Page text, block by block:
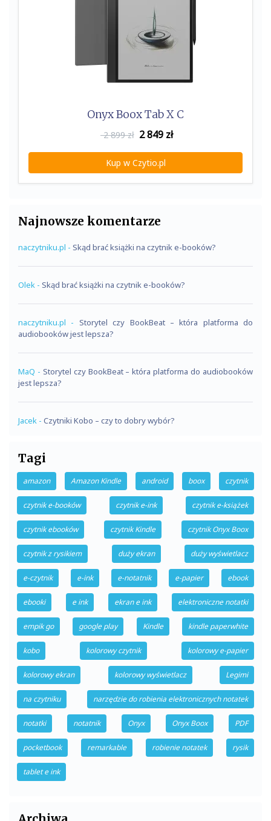
Onyx Boox Tab X C
2 899 zł 2 849zł
Kup w Czytio.pl
Najnowsze komentarze
naczytniku.pl - Skąd brać książki na czytnik e-booków?
Olek - Skąd brać książki na czytnik e-booków?
naczytniku.pl - Storytel czy BookBeat – która platforma do
audiobooków jest lepsza?
MaQ - Storytel czy BookBeat – która platforma do audiobooków
jest lepsza?
Jacek - Czytniki Kobo – czy to dobry wybór?
Tagi
amazon Amazon Kindle android boox czytnik
czytnik e-booków czytnik e-ink czytnik e-książek
czytnik ebooków czytnik Kindle czytnik Onyx Boox
czytnik z rysikiem duży ekran duży wyświetlacz
e-czytnik e-ink e-notatnik e-papier ebook
ebooki e ink ekran e ink elektroniczne notatki
empik go google play Kindle kindle paperwhite
kobo kolorowy czytnik kolorowy e-papier
kolorowy ekran kolorowy wyświetlacz Legimi
na czytniku narzędzie do robienia elektronicznych notatek
notatki notatnik Onyx Onyx Boox PDF
pocketbook remarkable robienie notatek rysik
tablet e ink